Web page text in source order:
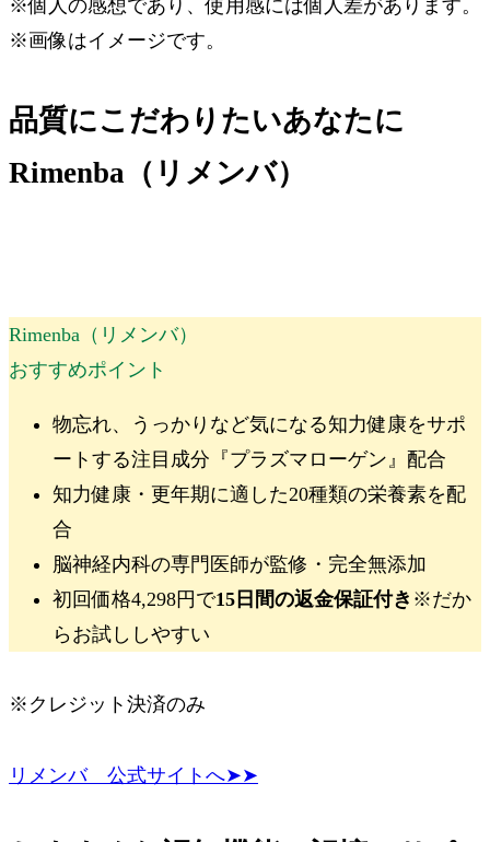
※個人の感想であり、使用感には個人差があります。
※画像はイメージです。
品質にこだわりたいあなたに
Rimenba（リメンバ）
Rimenba（リメンバ）
おすすめポイント
物忘れ、うっかりなど気になる知力健康をサポ
ートする注目成分 『プラズマローゲン』 配合
知力健康・更年期に適した20種類の栄養素を配
合
脳神経内科の専門医師が監修・完全無添加
初回価格4,298円で15日間の返金保証付き ※だか
らお試ししやすい
※クレジット決済のみ
リメンバ 公式サイトへ➤➤